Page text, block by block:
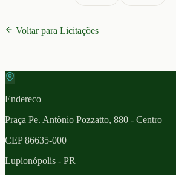
Voltar para Licitações
Endereco
Praça Pe. Antônio Pozzatto, 880 - Centro
CEP86635-000
Lupionópolis - PR